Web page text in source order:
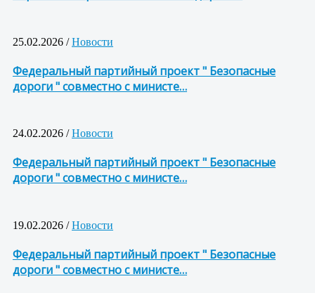
25.02.2026 /Новости
Федеральный партийный проект " Безопасные
дороги " совместно с министе…
24.02.2026 /Новости
Федеральный партийный проект " Безопасные
дороги " совместно с министе…
19.02.2026 /Новости
Федеральный партийный проект " Безопасные
дороги " совместно с министе…